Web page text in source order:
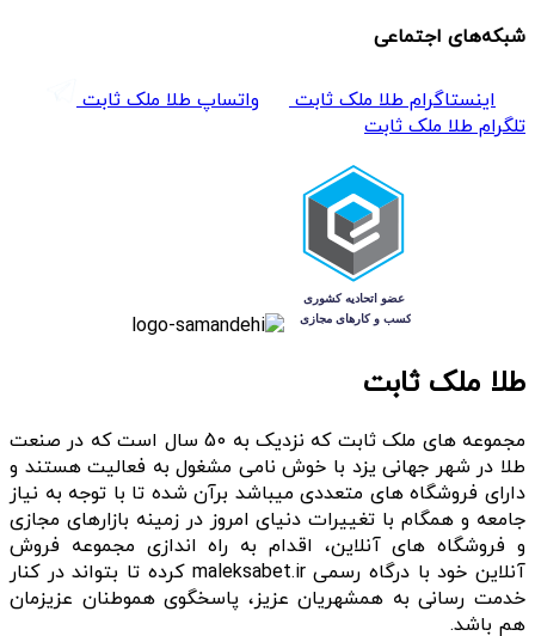
شبکه‌های اجتماعی
اینستاگرام طلا ملک ثابت
واتساپ طلا ملک ثابت
تلگرام طلا ملک ثابت
طلا ملک ثابت
مجموعه های ملک ثابت که نزدیک به 50 سال است که در صنعت
طلا در شهر جهانی یزد با خوش نامی مشغول به فعالیت هستند و
دارای فروشگاه های متعددی میباشد برآن شده تا با توجه به نیاز
جامعه و همگام با تغییرات دنیای امروز در زمینه بازارهای مجازی
و فروشگاه های آنلاین، اقدام به راه اندازی مجموعه فروش
آنلاین خود با درگاه رسمی maleksabet.ir کرده تا بتواند در کنار
خدمت رسانی به همشهریان عزیز، پاسخگوی هموطنان عزیزمان
هم باشد.